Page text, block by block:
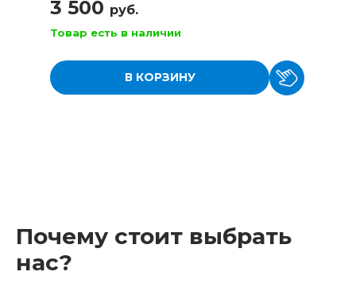
3 500 руб.
Товар есть в наличии
В КОРЗИНУ
Почему стоит выбрать
нас?